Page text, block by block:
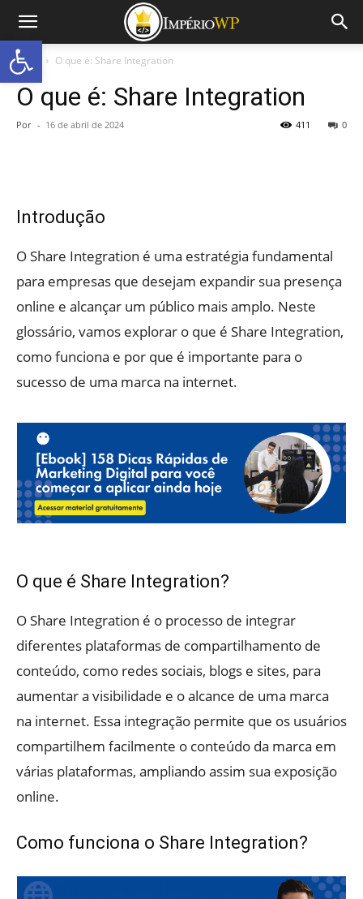
Início O que é: Share Integration
O que é: Share Integration
Por - 16 de abril de 2024 0
411
Introdução
O Share Integration é uma estratégia fundamental
para empresas que desejam expandir sua presença
online e alcançar um público mais amplo. Neste
glossário, vamos explorar o que é Share Integration,
como funciona e por que é importante para o
sucesso de uma marca na internet.
O que é Share Integration?
O Share Integration é o processo de integrar
diferentes plataformas de compartilhamento de
conteúdo, como redes sociais, blogs e sites, para
aumentar a visibilidade e o alcance de uma marca
na internet. Essa integração permite que os usuários
compartilhem facilmente o conteúdo da marca em
várias plataformas, ampliando assim sua exposição
online.
Como funciona o Share Integration?
Abrir a barra de ferramentas